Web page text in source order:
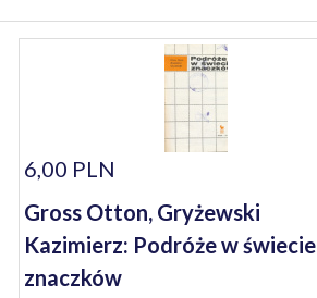
6,00 PLN
Gross Otton, Gryżewski
Kazimierz: Podróże w świecie
znaczków